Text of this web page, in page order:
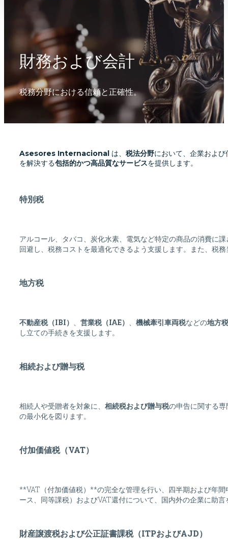
財務および会計
税務分野における信頼と正確性。
Asesores Internacional は、 税法分野において、企業およ
を解決する包括的かつ高品質なサービスを提供します。
特別税
アルコール、タバコ、炭化水素、電気など特定の商品の消費に課
回避し、税務コストを最適化できるよう支援します。また、税
地方税
不動産税（IBI） 、 営業税（IAE） 、 機械牽引車両税などの地方税
し立ての手続きを支援します。
相続および贈与税
相続人や受贈者を対象に、 相続税および贈与税の申告に関する
の最小化を図ります。
付加価値税（VAT）
**VAT（付加価値税）**の完全な管理を行い、四半期および年
ース、同等課税）およびVAT還付について、国内外の企業に助
財産譲渡税および公正証書課税（ITPおよびAJD）